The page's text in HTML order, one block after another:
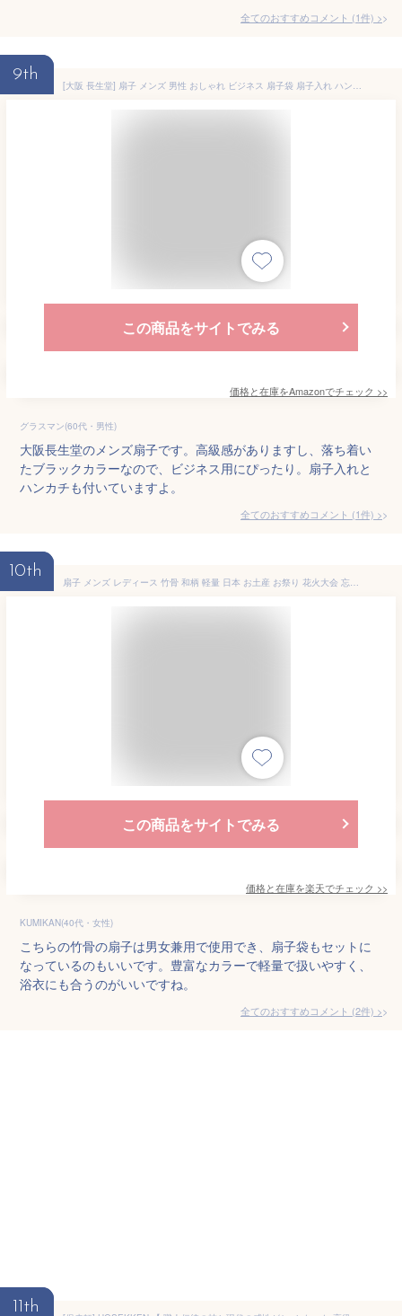
全てのおすすめコメント (1件) >
9th
[大阪 長生堂] 扇子 メンズ 男性 おしゃれ ビジネス 扇子袋 扇子入れ ハンカチ付セット 麻の葉地長 ブラック
この商品をサイトでみる
価格と在庫をAmazonでチェック >>
グラスマン(60代・男性)
大阪長生堂のメンズ扇子です。高級感がありますし、落ち着い
たブラックカラーなので、ビジネス用にぴったり。扇子入れと
ハンカチも付いていますよ。
全てのおすすめコメント (1件) >
10th
扇子 メンズ レディース 竹骨 和柄 軽量 日本 お土産 お祭り 花火大会 忘年会 新年会 発表会 浴衣 着物 和装 和小物 歌舞伎小物 紳士用 男女兼用 センス 2点セット (扇子、扇子袋)
この商品をサイトでみる
価格と在庫を楽天でチェック >>
KUMIKAN(40代・女性)
こちらの竹骨の扇子は男女兼用で使用でき、扇子袋もセットに
なっているのもいいです。豊富なカラーで軽量で扱いやすく、
浴衣にも合うのがいいですね。
全てのおすすめコメント (2件) >
11th